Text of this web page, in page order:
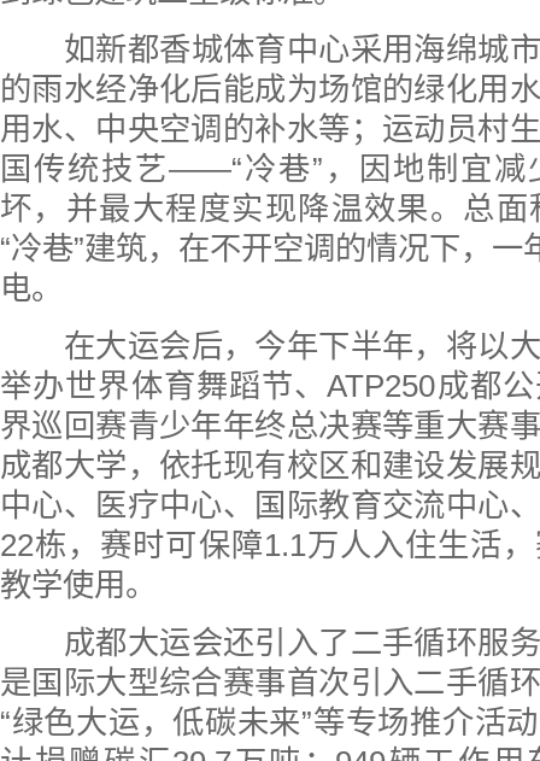
如新都香城体育中心采用海绵城
的雨水经净化后能成为场馆的绿化用
用水、中央空调的补水等；运动员村
国传统技艺——“冷巷”，因地制宜减
坏，并最大程度实现降温效果。总面
“冷巷”建筑，在不开空调的情况下，一
电。
在大运会后，今年下半年，将以
举办世界体育舞蹈节、ATP250成都
界巡回赛青少年年终总决赛等重大赛
成都大学，依托现有校区和建设发展
中心、医疗中心、国际教育交流中心
22栋，赛时可保障1.1万人入住生活
教学使用。
成都大运会还引入了二手循环服
是国际大型综合赛事首次引入二手循
“绿色大运，低碳未来”等专场推介活